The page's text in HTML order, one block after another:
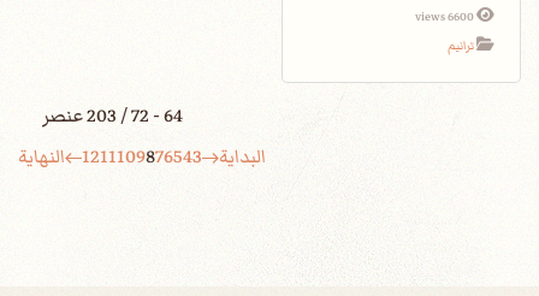
6600 views
ترانيم
64 - 72 / 203 عنصر
البداية
3
4
5
6
7
8
9
10
11
12 النهاية